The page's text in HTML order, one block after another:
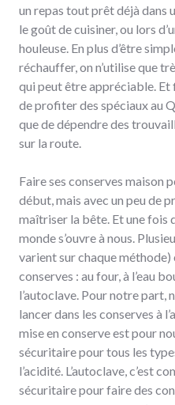
un repas tout prêt déjà dans
le goût de cuisiner, ou lors
houleuse. En plus d’être
réchauffer, on n’utilise que
qui peut être appréciable. Et
de profiter des spéciaux au
que de dépendre des
sur la route.
Faire ses conserves maison
début, mais avec un peu de
maîtriser la bête. Et une fois
monde s’ouvre à nous.
varient sur chaque
conserves : au four, à l’eau
l’autoclave. Pour notre part,
lancer dans les conserves à
mise en conserve est pour
sécuritaire pour tous les
l’acidité. L’autoclave, c’est
sécuritaire pour faire des